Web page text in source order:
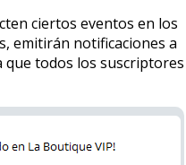
ciertos eventos en los
emitirán notificaciones a
todos los suscriptores